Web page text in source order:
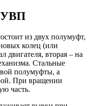
из двух полумуфт,
колец (или
двигателя, вторая – на
Стальные
полумуфты, а
При вращении
часть.